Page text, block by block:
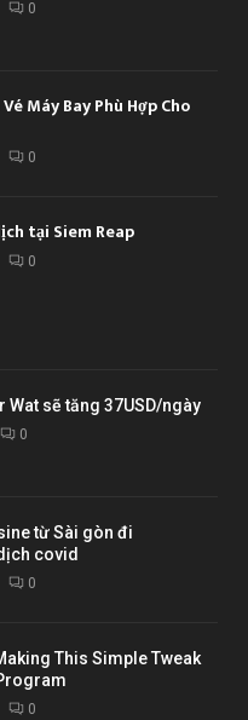
0
Máy Bay Phù Hợp Cho
0
tại Siem Reap
0
Wat sẽ tăng 37USD/ngày
0
từ Sài gòn đi
covid
0
This Simple Tweak
0